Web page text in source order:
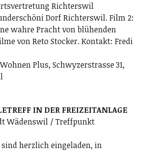
Richterswil
Dorf Richterswil. Film 2:
wahre Pracht von blühenden
von Reto Stocker. Kontakt: Fredi
Plus, Schwyzerstrasse 31,
IN DER FREIZEITANLAGE
Wädenswil / Treffpunkt
herzlich eingeladen, in